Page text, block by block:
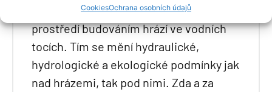
CookiesOchrana osobních údajů
o vytváření příznivého životního
prostředí budováním hrází ve vodních
tocích. Tím se mění hydraulické,
hydrologické a ekologické podmínky jak
nad hrázemi, tak pod nimi. Zda a za